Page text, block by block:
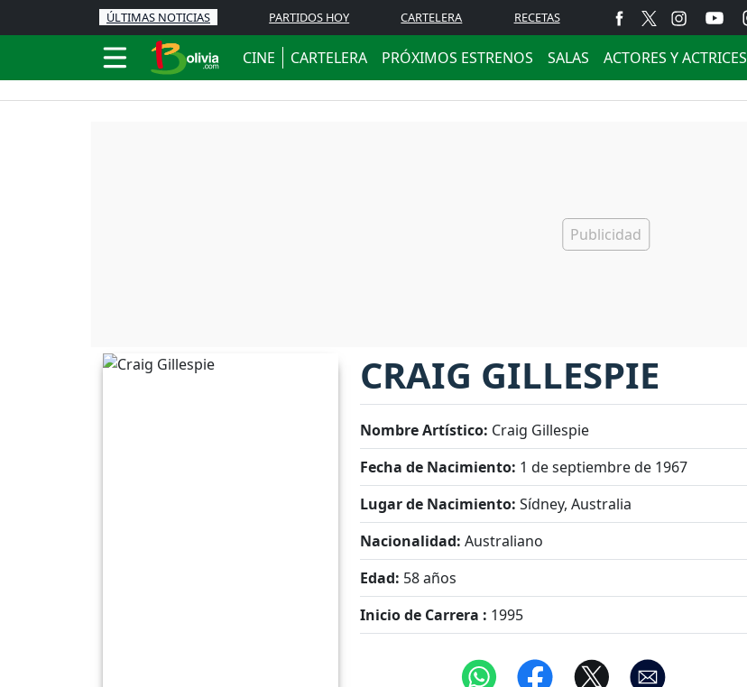
ÚLTIMAS NOTICIAS PARTIDOS HOY CARTELERA RECETAS
CINE CARTELERA PRÓXIMOS ESTRENOS SALAS ACTORES Y ACTRICES
CRAIG GILLESPIE
Nombre Artístico: Craig Gillespie
Fecha de Nacimiento: 1 de septiembre de 1967
Lugar de Nacimiento: Sídney, Australia
Nacionalidad: Australiano
Edad: 58 años
Inicio de Carrera : 1995